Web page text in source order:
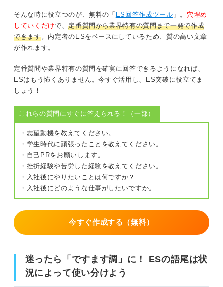
そんな時に役立つのが、無料の「 ES回答作成ツール 」。 穴埋め
していくだけで、定番質問から業界特有の質問まで一発で作成
できます。内定者のESをベースにしているため、質の高い文章
が作れます。
定番質問や業界特有の質問を確実に回答できるようになれば、
ESはもう怖くありません。今すぐ活用し、ES突破に役立てま
しょう！
これらの質問にすぐに答えられる！（一部）
・志望動機を教えてください。
・学生時代に頑張ったことを教えてください。
・自己PRをお願いします。
・挫折経験や苦労した経験を教えてください。
・入社後にやりたいことは何ですか？
・入社後にどのような仕事がしたいですか。
今すぐ作成する（無料）
迷ったら「ですます調」に！ ESの語尾は状
況によって使い分けよう
油断はNG！ 「ですます調」含めた3つの注意点
不自然な敬語や話し言葉になっていないか注意する
ESに「ですます」「である」を用いた項目ごとの例文
自己PR：ですます調
自己PR：である調
医療系の志望動機：ですます調
営業系の志望動機：である調